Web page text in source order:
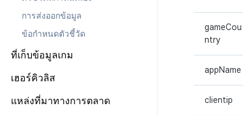
บันทึกการคลิกข้ามการส่ง
เสริมการขาย
บันทึกข้อมูลการส่งเสริม
บันทึกการวิเคราะห์การเล่น
เกมสกุลเงิน
บันทึกการคลิกในร้านค้าเกม
บันทึกกิจกรรมทางสังคม
เกม
การเล่นเกม
การวิเคราะห์เกมโดยใช้ความ
โฆษณาใน bigQuery
วิเคราะห์ ROAS ด้วยตัวชี้วัดการ
วิเคราะห์
ดึงตัวชี้วัดใน bigQuery
การส่งออกข้อมูล
ข้อกำหนดตัวชี้วัด
ที่เก็บข้อมูลเกม
เฮอร์คิวลิส
แหล่งที่มาทางการตลาด
gameCou
ntry
appName
clientip